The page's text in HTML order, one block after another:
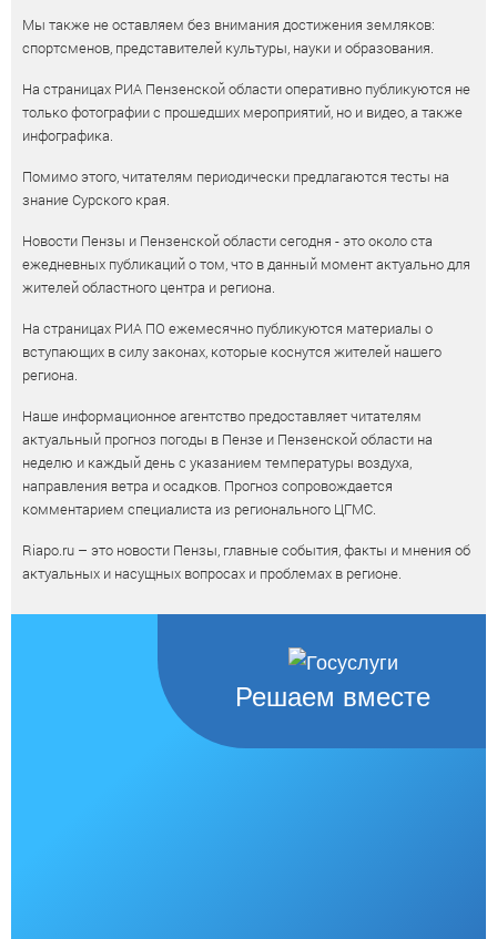
Мы также не оставляем без внимания достижения земляков:
спортсменов, представителей культуры, науки и образования.
На страницах РИА Пензенской области оперативно публикуются не
только фотографии с прошедших мероприятий, но и видео, а также
инфографика.
Помимо этого, читателям периодически предлагаются тесты на
знание Сурского края.
Новости Пензы и Пензенской области сегодня - это около ста
ежедневных публикаций о том, что в данный момент актуально для
жителей областного центра и региона.
На страницах РИА ПО ежемесячно публикуются материалы о
вступающих в силу законах, которые коснутся жителей нашего
региона.
Наше информационное агентство предоставляет читателям
актуальный прогноз погоды в Пензе и Пензенской области на
неделю и каждый день с указанием температуры воздуха,
направления ветра и осадков. Прогноз сопровождается
комментарием специалиста из регионального ЦГМС.
Riapo.ru – это новости Пензы, главные события, факты и мнения об
актуальных и насущных вопросах и проблемах в регионе.
Решаем вместе